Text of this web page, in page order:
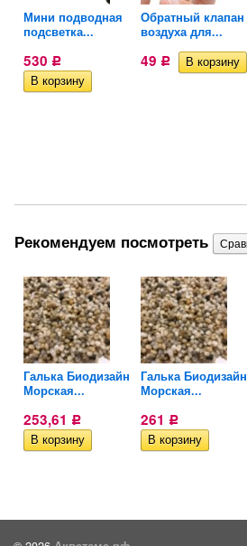
Мини подводная
подсветка...
530 Р
Обратный клапан
воздуха для...
49 Р
Рекомендуем посмотреть
Галька Биодизайн
Морская...
253,61 Р
Галька Биодизайн
Морская...
261 Р